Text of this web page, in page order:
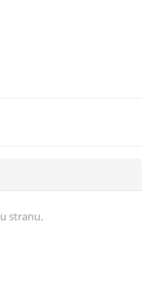
stranu.